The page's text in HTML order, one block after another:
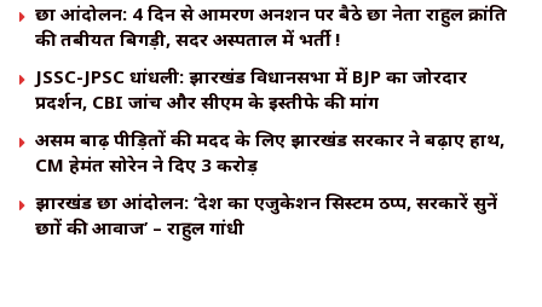
छात्र आंदोलन: 4 दिन से आमरण अनशन पर बैठे छात्र नेता राहुल क्रांति
की तबीयत बिगड़ी, सदर अस्पताल में भर्ती !
JSSC-JPSC धांधली: झारखंड विधानसभा में BJP का जोरदार
प्रदर्शन, CBI जांच और सीएम के इस्तीफे की मांग
असम बाढ़ पीड़ितों की मदद के लिए झारखंड सरकार ने बढ़ाए हाथ,
CM हेमंत सोरेन ने दिए ₹3 करोड़
झारखंड छात्र आंदोलन: ‘देश का एजुकेशन सिस्टम ठप्प, सरकारें सुनें
छात्रों की आवाज’ – राहुल गांधी